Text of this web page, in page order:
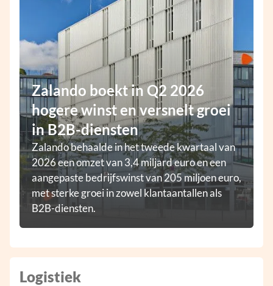
Zalando boekt in Q2 2026
hogere winst en versnelt groei
in B2B-diensten
Zalando behaalde in het tweede kwartaal van
2026 een omzet van 3,4 miljard euro en een
aangepaste bedrijfswinst van 205 miljoen euro,
met sterke groei in zowel klantaantallen als
B2B-diensten.
Logistiek